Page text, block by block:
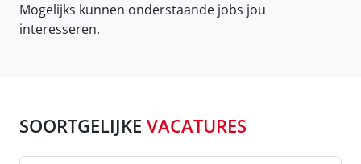
Mogelijks kunnen onderstaande jobs jou
interesseren.
SOORTGELIJKE VACATURES